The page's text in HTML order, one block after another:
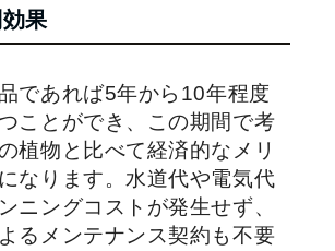
果
であれば5年から10年程度
ことができ、この期間で考
植物と比べて経済的なメリ
なります。水道代や電気代
ニングコストが発生せず、
るメンテナンス契約も不要